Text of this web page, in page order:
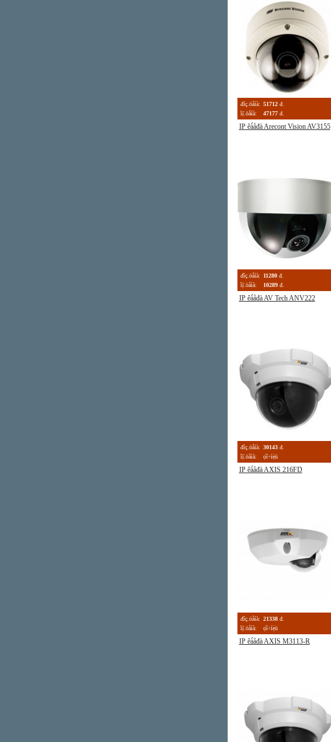
đîç.öåíà: 51712 đ.
îị̈.öåíà:
47177 đ.
IP êà́åđà Arecont Vision AV3155
đîç.öåíà: 11280 đ.
îị̈.öåíà:
10289 đ.
IP êà́åđà AV Tech ANV222
đîç.öåíà: 30143 đ.
îị̈.öåíà:
ọ́î÷íẹ̀ü
IP êà́åđà AXIS 216FD
đîç.öåíà: 21338 đ.
îị̈.öåíà:
ọ́î÷íẹ̀ü
IP êà́åđà AXIS M3113-R